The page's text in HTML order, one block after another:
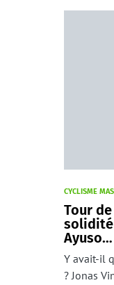
CYCLISME
Tour
solidité
Ayuso…
Y avait-il
? Jonas